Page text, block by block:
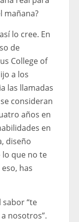
mañana?
lo cree. En
de
College of
a los
las llamadas
consideran
años en
en
diseño
lo que no te
has
sabor “te
nosotros”.